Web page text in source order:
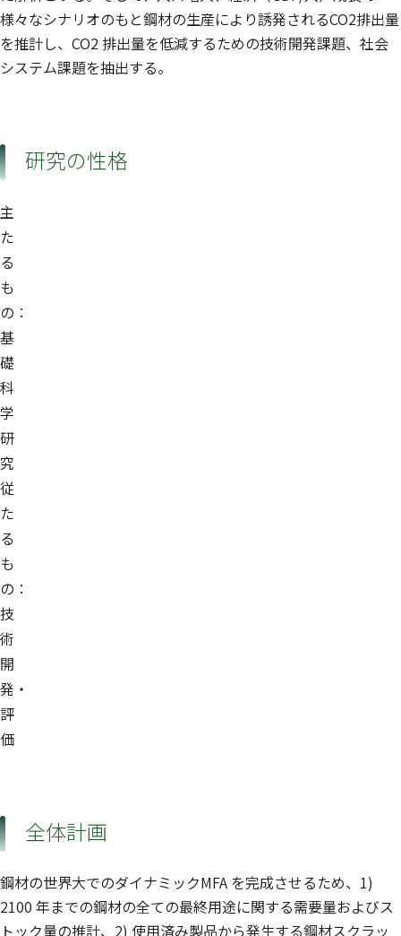
様々なシナリオのもと鋼材の生産により誘発されるCO2排出量
を推計し、CO2 排出量を低減するための技術開発課題、社会
システム課題を抽出する。
研究の性格
主
た
る
も
の：
基
礎
科
学
研
究
従
た
る
も
の：
技
術
開
発・
評
価
全体計画
鋼材の世界大でのダイナミックMFA を完成させるため、1)
2100 年までの鋼材の全ての最終用途に関する需要量およびス
トック量の推計、2) 使用済み製品から発生する鋼材スクラッ